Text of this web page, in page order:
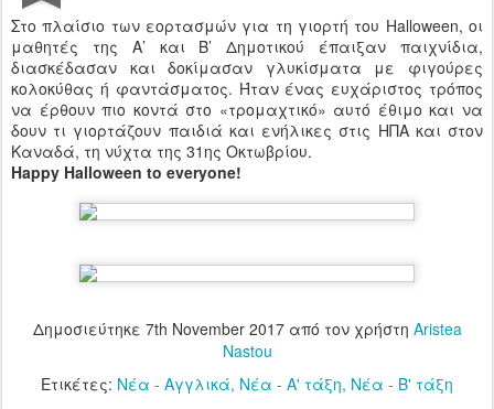
Στο πλαίσιο των εορτασμών για τη γιορτή του Halloween, οι
μαθητές της Α’ και Β’ Δημοτικού έπαιξαν παιχνίδια,
διασκέδασαν και δοκίμασαν γλυκίσματα με φιγούρες
κολοκύθας ή φαντάσματος. Ήταν ένας ευχάριστος τρόπος
να έρθουν πιο κοντά στo «τρομαχτικό» αυτό έθιμο και να
δουν τι γιορτάζουν παιδιά και ενήλικες στις ΗΠΑ και στον
Καναδά, τη νύχτα της 31ης Οκτωβρίου.
Happy Halloween to everyone!
Δημοσιεύτηκε 7th November 2017από τον χρήστη Aristea
Nastou
Ετικέτες: Νέα - Αγγλικά Νέα - Α' τάξη Νέα - Β' τάξη